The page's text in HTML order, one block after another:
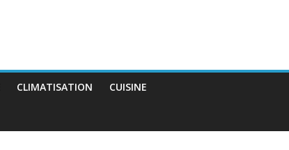
CLIMATISATION CUISINE